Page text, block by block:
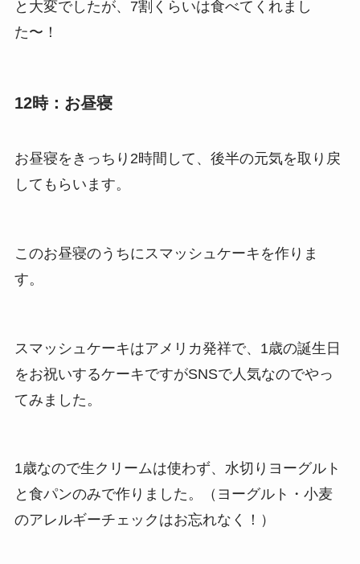
と大変でしたが、7割くらいは食べてくれまし
た〜！
12時：お昼寝
お昼寝をきっちり2時間して、後半の元気を取り戻
してもらいます。
このお昼寝のうちにスマッシュケーキを作りま
す。
スマッシュケーキはアメリカ発祥で、1歳の誕生日
をお祝いするケーキですがSNSで人気なのでやっ
てみました。
1歳なので生クリームは使わず、水切りヨーグルト
と食パンのみで作りました。（ヨーグルト・小麦
のアレルギーチェックはお忘れなく！）